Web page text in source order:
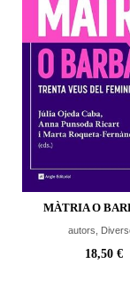
MÀTRIA O
autors,
18,50 €